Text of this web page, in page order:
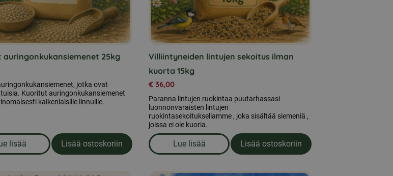
auringonkukansiemenet 25kg
jotka ovat
Kuoritut auringonkukansiemenet
kaikenlaisille linnuille.
lisää
om produkten Kuoritut auringonkukansiemenet 25kg
Lisää ostoskoriin
Villiintyneiden lintujen sekoitus ilman
kuorta 15kg
€ 36,00
Paranna lintujen ruokintaa puutarhassasi
luonnonvaraisten lintujen
ruokintasekoituksellamme , joka sisältää siemeniä ,
joissa ei ole kuoria.
Lue lisää
om produkten Villiintyneiden lintujen sekoitus ilman
Lisää ostoskoriin